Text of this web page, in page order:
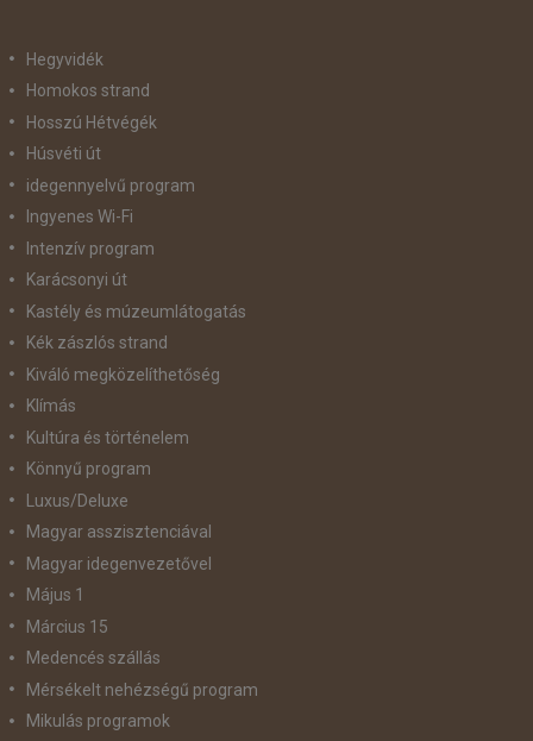
Hegyvidék
Homokos strand
Hosszú Hétvégék
Húsvéti út
idegennyelvű program
Ingyenes Wi-Fi
Intenzív program
Karácsonyi út
Kastély és múzeumlátogatás
Kék zászlós strand
Kiváló megközelíthetőség
Klímás
Kultúra és történelem
Könnyű program
Luxus/Deluxe
Magyar asszisztenciával
Magyar idegenvezetővel
Május 1
Március 15
Medencés szállás
Mérsékelt nehézségű program
Mikulás programok